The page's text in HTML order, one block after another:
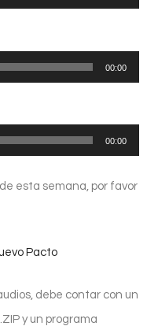
00:00
00:00
esta semana, por favor
Pacto
debe contar con un
y un programa